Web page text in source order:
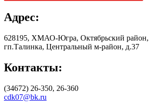
Адрес:
628195, ХМАО-Югра, Октябрьский район,
гп.Талинка, Центральный м-район, д.37
Контакты:
(34672) 26-350, 26-360
cdk07@bk.ru